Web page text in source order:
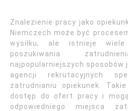
Znalezienie pracy jako
Niemczech może być
wysiłku, ale istnieje
poszukiwania
najpopularniejszych sposobów
agencji rekrutacyjnych
zatrudnianiu opiekunek.
dostęp do ofert pracy i
odpowiedniego miejsca